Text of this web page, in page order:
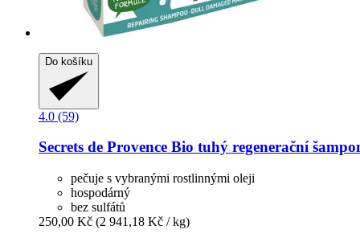
Do košíku
4.0 (59)
Secrets de Provence Bio tuhý regenerační
pečuje s vybranými rostlinnými oleji
hospodárný
bez sulfátů
250,00 Kč (2 941,18 Kč / kg)